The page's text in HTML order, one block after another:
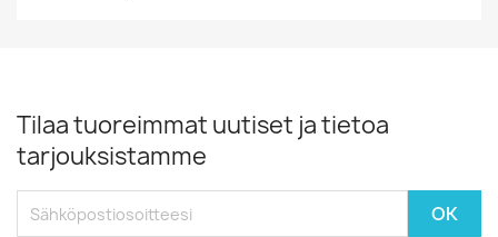
Tilaa tuoreimmat uutiset ja tietoa
tarjouksistamme